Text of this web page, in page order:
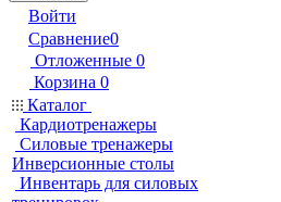
Войти
Сравнение0
Отложенные 0
Корзина 0
Каталог
Кардиотренажеры
Силовые тренажеры
Инверсионные столы
Инвентарь для силовых